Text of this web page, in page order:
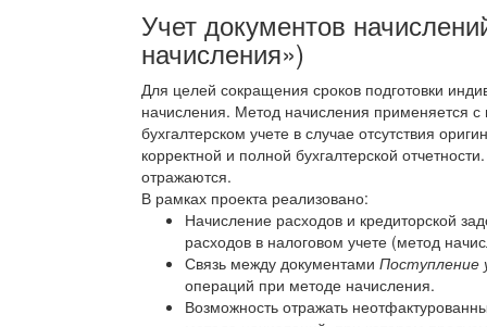
Учет документов
начисления»)
Для целей сокращения сроков подготовки
начисления. Метод начисления применяется
бухгалтерском учете в случае отсутствия
корректной и полной бухгалтерской
отражаются.
В рамках проекта реализовано:
Начисление расходов и кредиторской
расходов в налоговом учете (метод
Связь между документами Поступление
операций при методе начисления.
Возможность отражать